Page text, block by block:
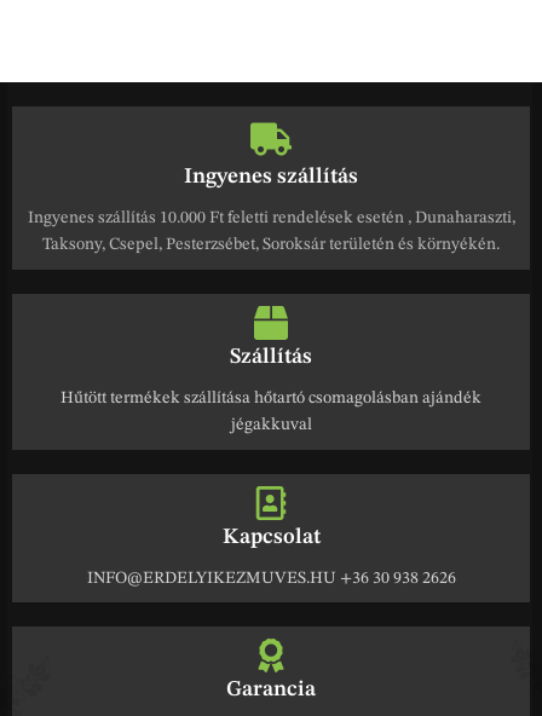
Ingyenes szállítás
Ingyenes szállítás 10.000 Ft feletti rendelések esetén , Dunaharaszti,
Taksony, Csepel, Pesterzsébet, Soroksár területén és környékén.
Szállítás
Hűtött termékek szállítása hőtartó csomagolásban ajándék
jégakkuval
Kapcsolat
INFO@ERDELYIKEZMUVES.HU +36 30 938 2626
Garancia